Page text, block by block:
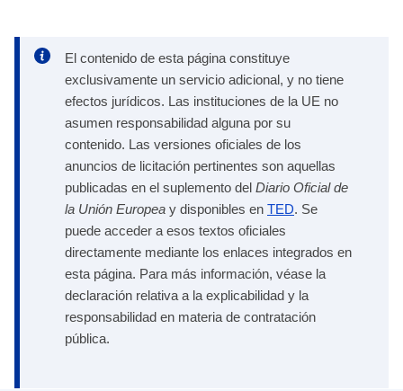
El contenido de esta página constituye
exclusivamente un servicio adicional, y no tiene
efectos jurídicos. Las instituciones de la UE no
asumen responsabilidad alguna por su
contenido. Las versiones oficiales de los
anuncios de licitación pertinentes son aquellas
publicadas en el suplemento del Diario Oficial de
la Unión Europea y disponibles en TED. Se
puede acceder a esos textos oficiales
directamente mediante los enlaces integrados en
esta página. Para más información, véase la
declaración relativa a la explicabilidad y la
responsabilidad en materia de contratación
pública.